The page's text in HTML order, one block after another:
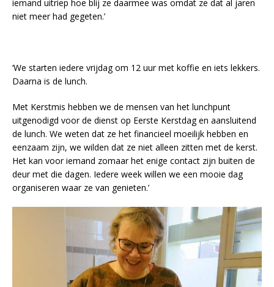
iemand uitriep hoe blij ze daarmee was omdat ze dat al jaren
niet meer had gegeten.’
‘We starten iedere vrijdag om 12 uur met koffie en iets lekkers.
Daarna is de lunch.
Met Kerstmis hebben we de mensen van het lunchpunt
uitgenodigd voor de dienst op Eerste Kerstdag en aansluitend
de lunch. We weten dat ze het financieel moeilijk hebben en
eenzaam zijn, we wilden dat ze niet alleen zitten met de kerst.
Het kan voor iemand zomaar het enige contact zijn buiten de
deur met die dagen. Iedere week willen we een mooie dag
organiseren waar ze van genieten.’